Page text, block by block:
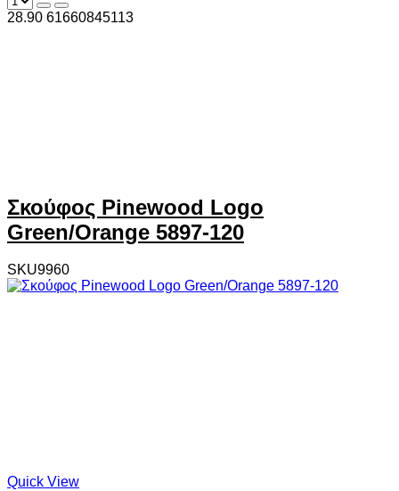
28.90 61660845113
Σκούφος Pinewood Logo
Green/Orange 5897-120
SKU9960
Quick View